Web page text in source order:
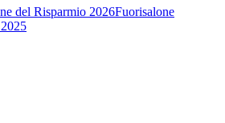
del Risparmio 2026Fuorisalone